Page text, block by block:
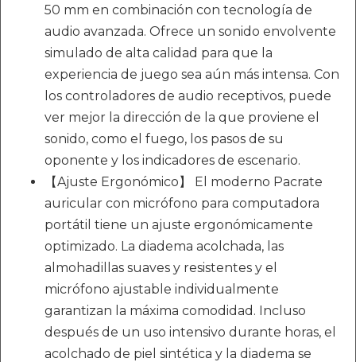
50 mm en combinación con tecnología de
audio avanzada. Ofrece un sonido envolvente
simulado de alta calidad para que la
experiencia de juego sea aún más intensa. Con
los controladores de audio receptivos, puede
ver mejor la dirección de la que proviene el
sonido, como el fuego, los pasos de su
oponente y los indicadores de escenario.
【Ajuste Ergonómico】 El moderno Pacrate
auricular con micrófono para computadora
portátil tiene un ajuste ergonómicamente
optimizado. La diadema acolchada, las
almohadillas suaves y resistentes y el
micrófono ajustable individualmente
garantizan la máxima comodidad. Incluso
después de un uso intensivo durante horas, el
acolchado de piel sintética y la diadema se